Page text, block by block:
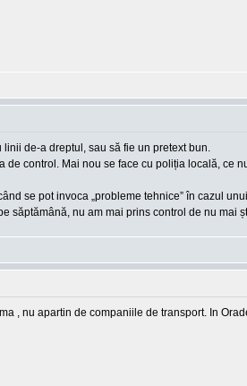
de-a dreptul, sau să fie un pretext bun.
de control. Mai nou se face cu poliția locală,
se pot invoca „probleme tehnice” în cazul
săptămână, nu am mai prins control de nu
, nu apartin de companiile de transport. In